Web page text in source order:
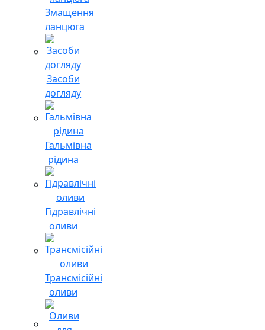
Змащення
ланцюга
Засоби
догляду
Гальмівна
рідина
Гідравлічні
оливи
Трансмісійні
оливи